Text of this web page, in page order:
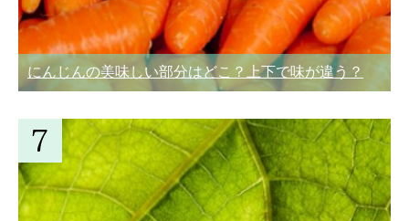
にんじんの美味しい部分はどこ？上下で味が違う？